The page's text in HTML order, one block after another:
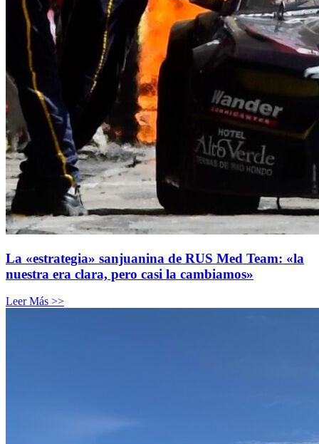
La «estrategia» sanjuanina de RUS Med Team: «la
nuestra era clara, pero casi la cambiamos»
Leer Más >>